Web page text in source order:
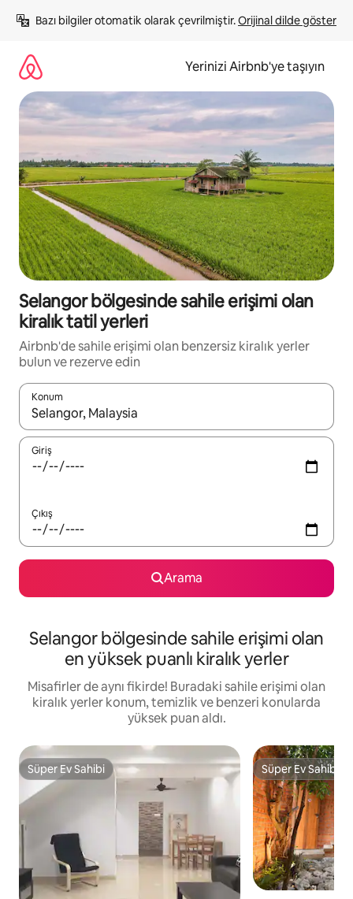
atla
Bazı bilgiler otomatik olarak çevrilmiştir. Orijinal dilde göster
Yerinizi Airbnb'ye taşıyın
Selangor bölgesinde sahile erişimi olan
kiralık tatil yerleri
Airbnb'de sahile erişimi olan benzersiz kiralık yerler
bulun ve rezerve edin
Konum
Sonuçlar kullanılabilir olduğunda yukarı ve aşağı oklarıyla
Giriş
Çıkış
Arama
Selangor bölgesinde sahile erişimi olan
en yüksek puanlı kiralık yerler
Misafirler de aynı fikirde! Buradaki sahile erişimi olan
kiralık yerler konum, temizlik ve benzeri konularda
yüksek puan aldı.
Süper Ev Sahibi
Süper Ev Sahibi Süper Ev Sahibi
Süper Ev Sahibi